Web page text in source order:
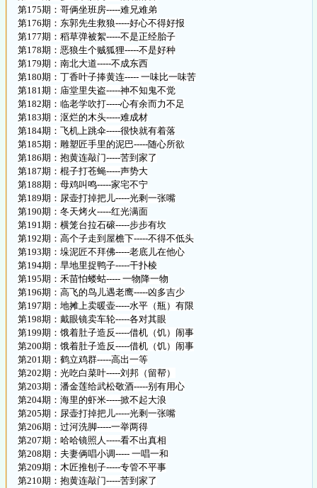
第175期：哥俩坐班房-----难兄难弟
第176期：东郭先生救狼-----好心不得好报
第177期：稻草弹被絮-----不是正经胎子
第178期：恶狼生个贼狐狸-----不是好种
第179期：南北大道-----不成东西
第180期：丁香叶子捧黄连----- 一味比一味苦
第181期：庙堂里失盗-----神不知鬼不觉
第182期：临老学吹打-----心有余而力不足
第183期：沤烂的木头-----难成材
第184期：飞机上跳伞-----很快就有着落
第185期：雕塑匠手里的泥巴-----随心所欲
第186期：抱黄连敲门-----苦到家了
第187期：棍子打苍蝇-----声势大
第188期：母鸡叫鸣-----家宅不宁
第189期：尿壶打掉把儿-----光剩一张嘴
第190期：冬天烤火-----红光满面
第191期：横笼台拉石磙-----步步有坎
第192期：高个子走到屋檐下-----不得不低头
第193期：垛泥匠不拜佛-----老底儿在他心
第194期：旱地里捉鸭子-----干扑棱
第195期：禾苗怕蝼蛄----- 一物降一物
第196期：高飞的鸟儿遇老鹰-----凶多吉少
第197期：地摊上卖暖壶-----水平（瓶）有限
第198期：戴眼镜卖车轮-----各对其眼
第199期：饿着肚子造反-----借机（饥）闹事
第200期：饿着肚子造反-----借机（饥）闹事
第201期：鹤立鸡群-----高出一等
第202期：光吃白菜叶-----刘邦（留帮）
第203期：潘金莲给武松敬酒-----别有用心
第204期：海里的虾米-----掀不起大浪
第205期：尿壶打掉把儿-----光剩一张嘴
第206期：过河洗脚-----一举两得
第207期：哈哈镜照人-----看不出真相
第208期：夫妻俩唱小调----- 一唱一和
第209期：木匠推刨子-----专管不平事
第210期：抱黄连敲门-----苦到家了